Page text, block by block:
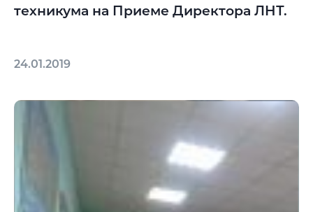
техникума на Приеме Директора ЛНТ.
24.01.2019